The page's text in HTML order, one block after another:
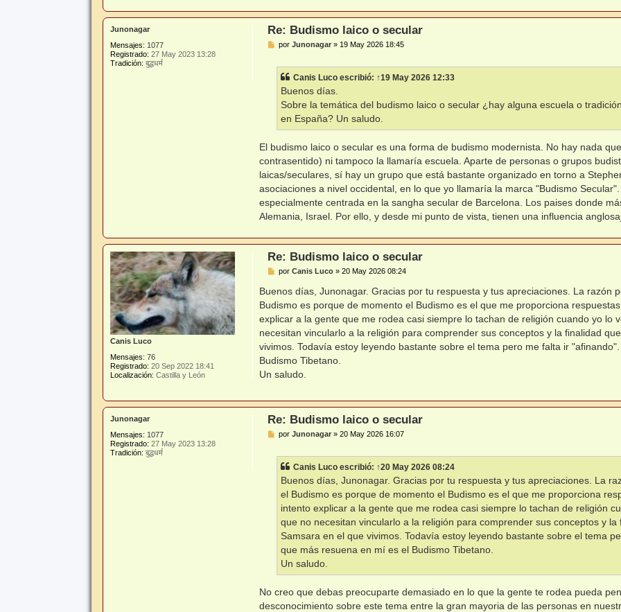
Junonagar
Mensajes: 1077
Registrado: 27 May 2023 13:28
Tradición: बुद्धधर्म
Re: Budismo laico o secular
M
porJunonagar » 19 May 2026 18:45
Canis Luco escribió: ↑19 May 2026 12:33
Buenos días.
Sobre la temática del budismo laico o secular ¿hay alguna escuela o
en España? Un saludo.
El budismo laico o secular es una forma de budismo modernista. No hay nada
contrasentido) ni tampoco la llamaría escuela. Aparte de personas o grupos
laicas/seculares, sí hay un grupo que está bastante organizado en torno a
asociaciones a nivel occidental, en lo que yo llamaría la marca "Budismo
especialmente centrada en la sangha secular de Barcelona. Los paises donde
Alemania, Israel. Por ello, y desde mi punto de vista, tienen una influencia
Canis Luco
Mensajes: 76
Registrado: 20 Sep 2022 18:41
Localización: Castilla y León
Re: Budismo laico o secular
M
n
s
a
j
e
porCanis Luco »20 May 2026 08:24
Buenos días, Junonagar. Gracias por tu respuesta y tus apreciaciones. La razón
Budismo es porque de momento el Budismo es el que me proporciona
explicar a la gente que me rodea casi siempre lo tachan de religión cuando yo lo
necesitan vincularlo a la religión para comprender sus conceptos y la finalidad
vivimos. Todavía estoy leyendo bastante sobre el tema pero me falta ir
Budismo Tibetano.
Un saludo.
Junonagar
Mensajes: 1077
Registrado: 27 May 2023 13:28
Tradición: बुद्धधर्म
Re: Budismo laico o secular
M
porJunonagar »20 May 2026 16:07
Canis Luco escribió: ↑20 May 2026 08:24
Buenos días, Junonagar. Gracias por tu respuesta y tus apreciaciones. La
el Budismo es porque de momento el Budismo es el que me proporciona
intento explicar a la gente que me rodea casi siempre lo tachan de religión
que no necesitan vincularlo a la religión para comprender sus conceptos y la
Samsara en el que vivimos. Todavía estoy leyendo bastante sobre el tema
que más resuena en mí es el Budismo Tibetano.
Un saludo.
No creo que debas preocuparte demasiado en lo que la gente te rodea pueda
desconocimiento sobre este tema entre la gran mayoria de las personas en